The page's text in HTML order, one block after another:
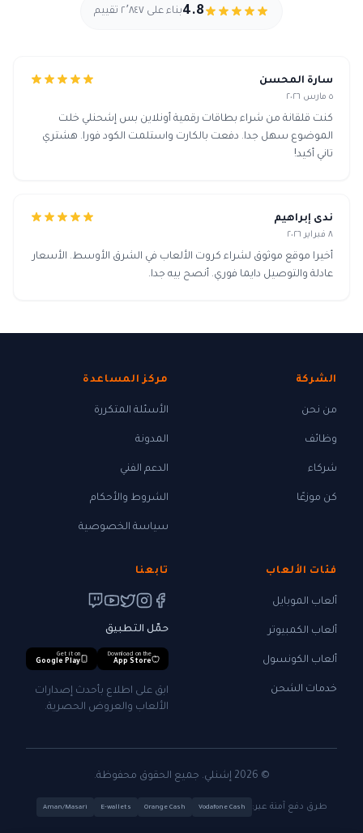
4.8بناء على ٢٬٨٤٧ تقييم
سارة المحسن
٥ مارس ٢٠٢٦
كنت قلقانة من شراء بطاقات رقمية أونلاين بس إشحنلي خلت
الموضوع سهل جدا. دفعت بالكارت واستلمت الكود فورا. هشتري
تاني أكيد!
ندى إبراهيم
٨ فبراير ٢٠٢٦
أخيرا موقع موثوق لشراء كروت الألعاب في الشرق الأوسط. الأسعار
عادلة والتوصيل دايما فوري. أنصح بيه جدا.
الشركة
من نحن
وظائف
شركاء
كن موزعًا
مركز المساعدة
الأسئلة المتكررة
المدونة
الدعم الفني
الشروط والأحكام
سياسة الخصوصية
فئات الألعاب
ألعاب الموبايل
ألعاب الكمبيوتر
ألعاب الكونسول
خدمات الشحن
تابعنا
حمّل التطبيق
Download on the
App Store
Get it on
Google Play
ابق على اطلاع بأحدث إصدارات
الألعاب والعروض الحصرية.
© 2026 إشنلي. جميع الحقوق محفوظة.
طرق دفع آمنة عبر: Vodafone Cash
Orange Cash
E-wallets
Aman/Masari